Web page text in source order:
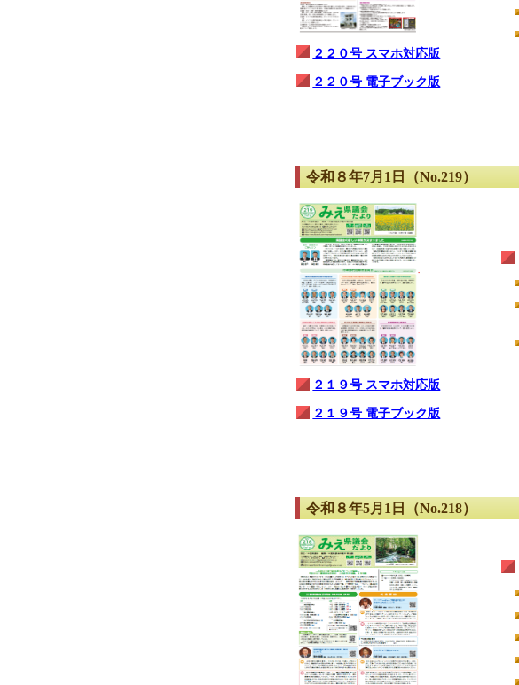
２２０号 スマホ対応版
２２０号 電子ブック版
令和８年7月1日（No.219）
２１９号 スマホ対応版
２１９号 電子ブック版
令和８年5月1日（No.218）